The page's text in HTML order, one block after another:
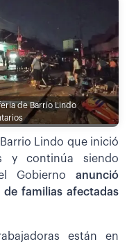
de Barrio Lindo
Lindo que inició
y continúa siendo
Gobierno anunció
familias afectadas
están en